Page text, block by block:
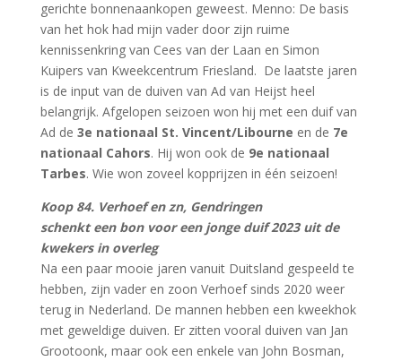
gerichte bonnenaankopen geweest. Menno: De basis
van het hok had mijn vader door zijn ruime
kennissenkring van Cees van der Laan en Simon
Kuipers van Kweekcentrum Friesland. De laatste jaren
is de input van de duiven van Ad van Heijst heel
belangrijk. Afgelopen seizoen won hij met een duif van
Ad de 3e nationaal St. Vincent/Libourne en de 7e
nationaal Cahors. Hij won ook de 9e nationaal
Tarbes. Wie won zoveel kopprijzen in één seizoen!
Koop 84. Verhoef en zn, Gendringen
schenkt een bon voor een jonge duif 2023 uit de
kwekers in overleg
Na een paar mooie jaren vanuit Duitsland gespeeld te
hebben, zijn vader en zoon Verhoef sinds 2020 weer
terug in Nederland. De mannen hebben een kweekhok
met geweldige duiven. Er zitten vooral duiven van Jan
Grootoonk, maar ook een enkele van John Bosman,